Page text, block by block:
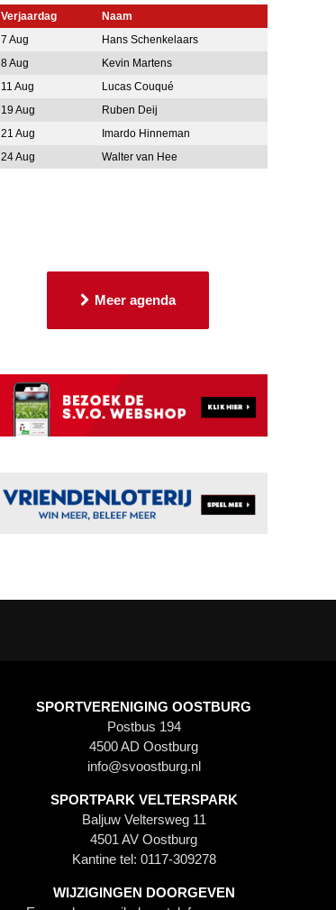
Verjaardag
Naam
7 Aug
Hans Schenkelaars
8 Aug
Kevin Martens
11 Aug
Lucas Couqué
19 Aug
Ruben Deij
21 Aug
Imardo Hinneman
24 Aug
Walter van Hee
Meer agenda
SPORTVERENIGING OOSTBURG
Postbus 194
4500 AD Oostburg
info@svoostburg.nl
SPORTPARK VELTERSPARK
Baljuw Veltersweg 11
4501 AV Oostburg
Kantine tel: 0117-309278
WIJZIGINGEN DOORGEVEN